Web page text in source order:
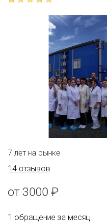
7 лет на рынке
14 отзывов
от 3000 ₽
1 обращение за месяц